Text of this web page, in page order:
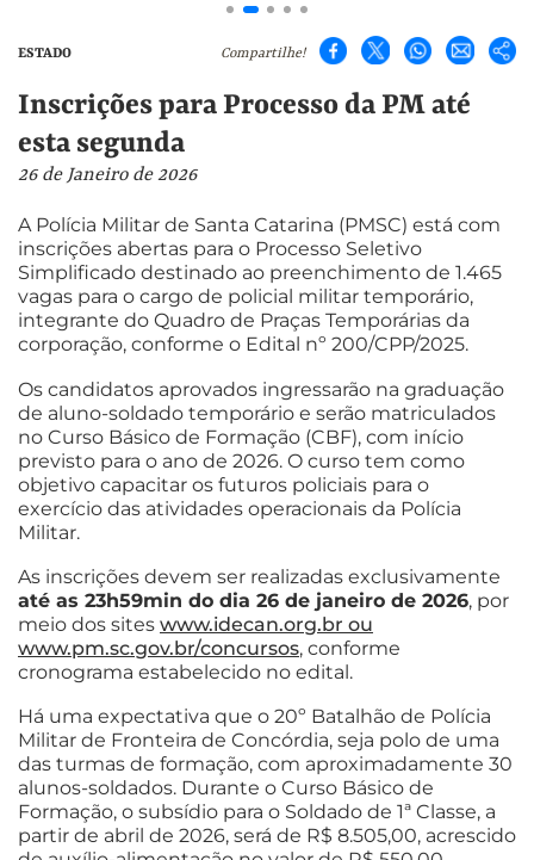
ESTADO Compartilhe!
Inscrições para Processo da PM até
esta segunda
26 de Janeiro de 2026
A Polícia Militar de Santa Catarina (PMSC) está com
inscrições abertas para o Processo Seletivo
Simplificado destinado ao preenchimento de 1.465
vagas para o cargo de policial militar temporário,
integrante do Quadro de Praças Temporárias da
corporação, conforme o Edital nº 200/CPP/2025.
Os candidatos aprovados ingressarão na graduação
de aluno-soldado temporário e serão matriculados
no Curso Básico de Formação (CBF), com início
previsto para o ano de 2026. O curso tem como
objetivo capacitar os futuros policiais para o
exercício das atividades operacionais da Polícia
Militar.
As inscrições devem ser realizadas exclusivamente
até as 23h59min do dia 26 de janeiro de 2026, por
meio dos sites www.idecan.org.br ou
www.pm.sc.gov.br/concursos, conforme
cronograma estabelecido no edital.
Há uma expectativa que o 20º Batalhão de Polícia
Militar de Fronteira de Concórdia, seja polo de uma
das turmas de formação, com aproximadamente 30
alunos-soldados. Durante o Curso Básico de
Formação, o subsídio para o Soldado de 1ª Classe, a
partir de abril de 2026, será de R$ 8.505,00, acrescido